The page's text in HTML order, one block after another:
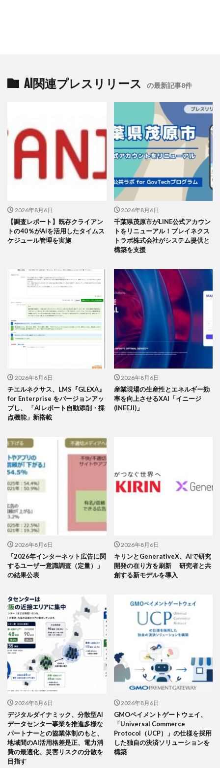
AI関連プレスリリース の最新記事8件
2026年8月6日
【調査レポート】既存クライアン
トの40％がAIを活用したタイムス
ケジュール管理を実施
2026年8月6日
千葉県茂原市がLINE公式アカウン
トをリニューアル！プレイネクス
トラボ株式会社がシステム提供と
構築を支援
2026年8月6日
チエルネクサス、LMS『GLEXA』
for Enterprise をバージョンアッ
プし、 「AIレポート自動添削・採
点機能」新搭載
2026年8月6日
産業現場の生産性とエネルギー効
率を向上させるXAI「イニージ
(INEEJI)」
2026年8月6日
「2026年インターネット広告に関
するユーザー意識調査（定量）」
の結果公表
2026年8月6日
キリンとGenerativeX、AIで研究
開発の在り方を刷新 研究者と共
創する新モデルを導入
2026年8月6日
デジタルダイナミック、分散型AI
データセンター事業を推進多様な
パートナーとの協業体制のもと、
地域間のAI活用格差是正、電力消
費の最適化、災害リスクの分散を
目指す
2026年8月6日
GMOペイメントゲートウェイ、
「Universal Commerce
Protocol（UCP）」の仕様を採用
した独自の決済ソリューションを
構築